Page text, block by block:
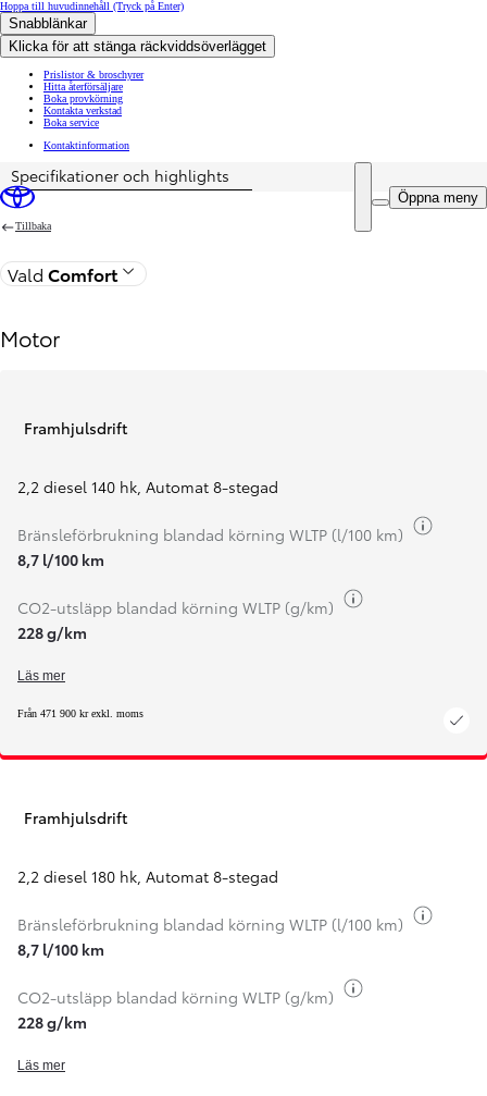
Hoppa till huvudinnehåll (Tryck på Enter)
Snabblänkar
Klicka för att stänga räckviddsöverlägget
Prislistor & broschyrer
Hitta återförsäljare
Boka provkörning
Kontakta verkstad
Boka service
Kontaktinformation
Öppna meny
Pris uppdaterat Priset för din konfiguration är Från 478 800 kr exkl. moms
Specifikationer och highlights
Tillbaka
Vald Comfort
Motor
Framhjulsdrift
2,2 diesel 140 hk, Automat 8-stegad
Bränsleförbrukning blandad körning WLTP (l/100 km)
8,7 l/100 km
CO2-utsläpp blandad körning WLTP (g/km)
228 g/km
Läs mer
Från 471 900 kr exkl. moms
Framhjulsdrift
2,2 diesel 180 hk, Automat 8-stegad
Bränsleförbrukning blandad körning WLTP (l/100 km)
8,7 l/100 km
CO2-utsläpp blandad körning WLTP (g/km)
228 g/km
Läs mer